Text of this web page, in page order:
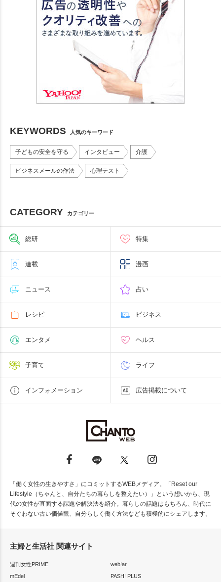
KEYWORDS 人気のキーワード
子どもの安全を守る インタビュー 介護
ビジネスメールの作法 心理テスト
CATEGORY カテゴリー
総研 特集
連載 漫画
ニュース 占い
レシピ ビジネス
エンタメ ヘルス
子育て ライフ
インフォメーション 広告掲載について
「働く女性の生きやすさ」にコミットするWEBメディア。「Reset our
Lifestyle（ちゃんと、自分たちの暮らしを整えたい）」という想いから、現
代の女性が直面する課題や解決法を紹介。暮らしの話題はもちろん、時代に
そぐわない古い価値観、自分らしく働く方法なども積極的にシェアします。
主婦と生活社 関連サイト
週刊女性PRIME
web!ar
mEdel
PASH! PLUS